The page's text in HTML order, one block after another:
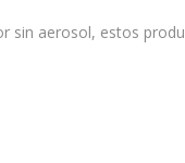
sin aerosol, estos